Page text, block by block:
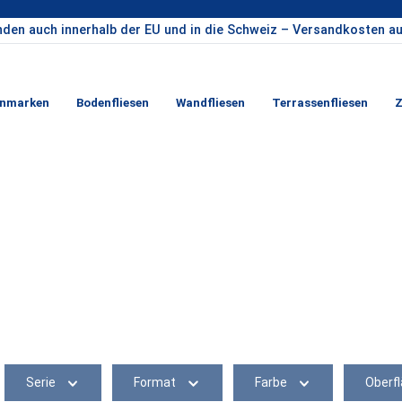
auch innerhalb der EU und in die Schweiz – Versandkosten
Bodenfliesen Wandfliesen Terrassenfliesen
Serie Format Farbe